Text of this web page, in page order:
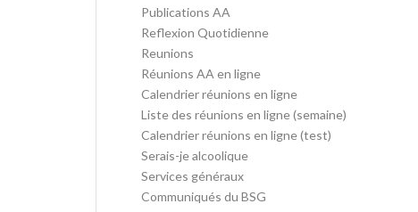
Publications AA
Reflexion Quotidienne
Reunions
Réunions AA en ligne
Calendrier réunions en ligne
Liste des réunions en ligne (semaine)
Calendrier réunions en ligne (test)
Serais-je alcoolique
Services généraux
Communiqués du BSG